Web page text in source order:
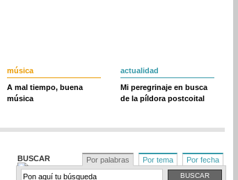
música
A mal tiempo, buena
música
actualidad
Mi peregrinaje en busca
de la píldora postcoital
BUSCAR Por palabras Por tema Por fecha